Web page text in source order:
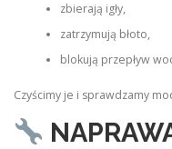
zbierają igły,
zatrzymują błoto,
blokują przepływ
Czyścimy je i sprawdzamy